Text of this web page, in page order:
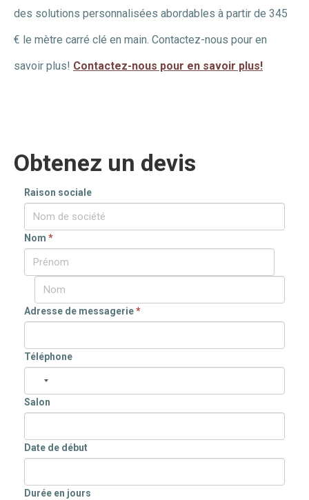
des solutions personnalisées abordables à partir de 345
€ le mètre carré clé en main. Contactez-nous pour en
savoir plus! Contactez-nous pour en savoir plus!
Obtenez un devis
Raison sociale
Nom *
Adresse de messagerie*
Téléphone
Salon
Date de début
Durée en jours